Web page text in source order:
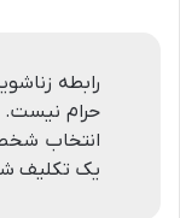
رابطه
حرام نیست.
انتخاب
یک تکلیف